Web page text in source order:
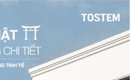
an toàn cho mọi thành viên trong gia
giá cửa nhôm phòng ngủ 1 cánh cùng
theo nhu cầu và ngân sách. Hy vọng